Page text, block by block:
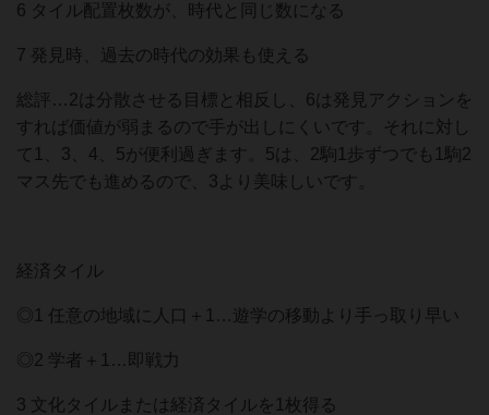
6 タイル配置枚数が、時代と同じ数になる
7 発見時、過去の時代の効果も使える
総評…2は分散させる目標と相反し、6は発見アクションを
すれば価値が弱まるので手が出しにくいです。それに対し
て1、3、4、5が便利過ぎます。5は、2駒1歩ずつでも1駒2
マス先でも進めるので、3より美味しいです。
経済タイル
◎1 任意の地域に人口＋1…遊学の移動より手っ取り早い
◎2 学者＋1…即戦力
3 文化タイルまたは経済タイルを1枚得る